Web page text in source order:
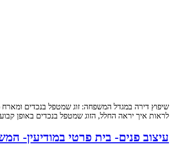
לראות איך יראה החלל, הזוג שמטפל בנכדים באופן
עיצוב פנים- בית פרטי במודיעין-